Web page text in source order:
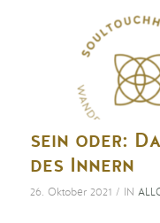
sein oder:
des Innern
26. Oktober 2021 / IN